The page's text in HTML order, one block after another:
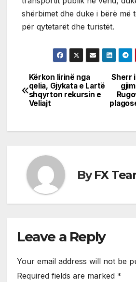
shërbimet dhe duke i bërë më
për qytetarët dhe turistët.
Post
navigation
Sherr
Kërkon lirinë nga
qelia, Gjykata e Lartë
shqyrton rekursin e
Veliajt
ByFX
Leave a Reply
Your email address will not be
Required fields are marked *